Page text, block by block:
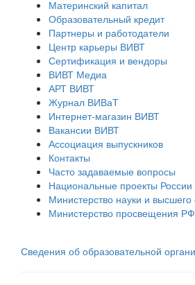
Материнский капитал
Образовательный кредит
Партнеры и работодатели
Центр карьеры ВИВТ
Сертификация и вендоры
ВИВТ Медиа
АРТ ВИВТ
Журнал ВИВаТ
Интернет-магазин ВИВТ
Вакансии ВИВТ
Ассоциация выпускников
Контакты
Часто задаваемые вопросы
Национальные проекты России
Министерство науки и
Министерство просвещения РФ
Сведения об образовательной